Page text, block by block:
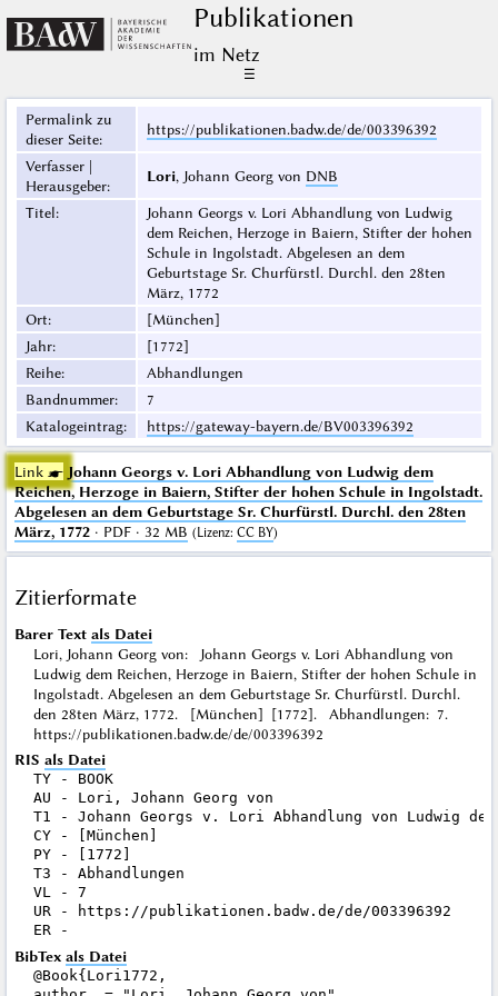
Publikationen
im Netz
☰
Permalink zu
dieser Seite:
https://publikationen.badw.de/de/003396392
Verfasser |
Herausgeber:
Lori, Johann Georg von DNB
Titel:
Johann Georgs v. Lori Abhandlung von Ludwig
dem Reichen, Herzoge in Baiern, Stifter der hohen
Schule in Ingolstadt. Abgelesen an dem
Geburtstage Sr. Churfürstl. Durchl. den 28ten
März, 1772
Ort:
[München]
Jahr:
[1772]
Reihe:
Abhandlungen
Bandnummer:
7
Katalogeintrag: https://gateway-bayern.de/BV003396392
Link ☛ Johann Georgs v. Lori Abhandlung von Ludwig dem
Reichen, Herzoge in Baiern, Stifter der hohen Schule in Ingolstadt.
Abgelesen an dem Geburtstage Sr. Churfürstl. Durchl. den 28ten
März, 1772· PDF · 32 MB (Lizenz: CC BY)
Zitierformate
Barer Text als Datei
Lori, Johann Georg von: Johann Georgs v. Lori Abhandlung von
Ludwig dem Reichen, Herzoge in Baiern, Stifter der hohen Schule in
Ingolstadt. Abgelesen an dem Geburtstage Sr. Churfürstl. Durchl.
den 28ten März, 1772. [München] [1772]. Abhandlungen: 7.
https://publikationen.badw.de/de/003396392
RIS als Datei
TY - BOOK
AU - Lori, Johann Georg von
T1 - Johann Georgs v. Lori Abhandlung von Ludwig
CY - [München]
PY - [1772]
T3 - Abhandlungen
VL - 7
UR - https://publikationen.badw.de/de/003396392
BibTex als Datei
@Book{Lori1772,